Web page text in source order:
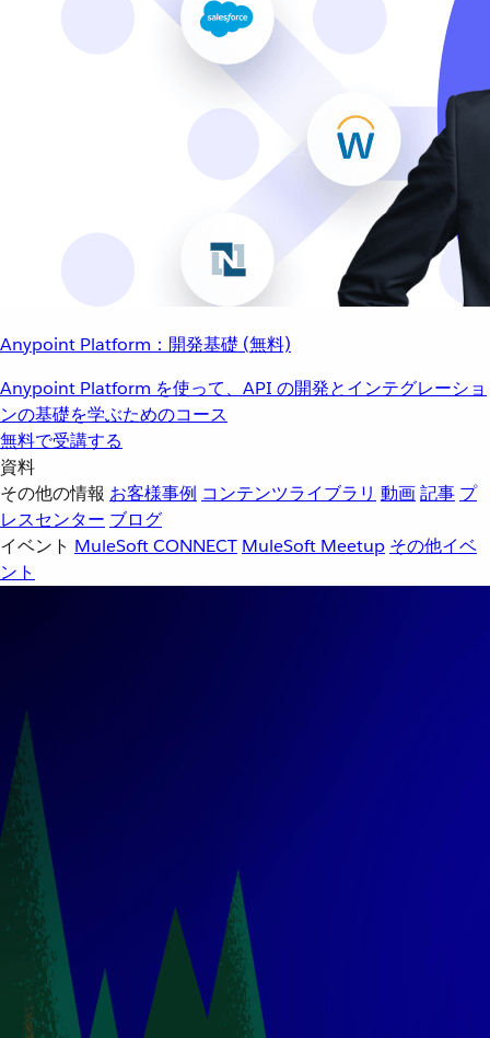
Anypoint Platform：開発基礎 (無料)
Anypoint Platform を使って、API の開発とインテグレーショ
ンの基礎を学ぶためのコース
無料で受講する
資料
その他の情報 お客様事例 コンテンツライブラリ 動画記事 プ
レスセンター ブログ
イベント MuleSoft CONNECT MuleSoft Meetup その他イベ
ント